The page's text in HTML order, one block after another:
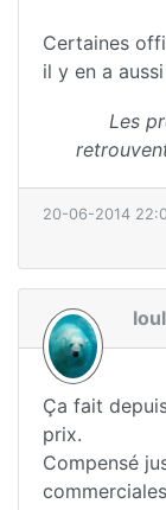
Certaines
il y en a
Les
20-06-2014
Ça fait
prix.
Compensé